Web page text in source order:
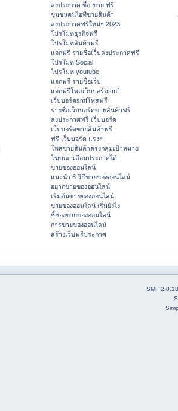
ลงประกาศ ซื้อ-ขาย ฟรี
ชุมชนคนไอทีขายสินค้า
ลงประกาศฟรีใหม่ๆ 2023
โปรโมทธุรกิจฟรี
โปรโมทสินค้าฟรี
แจกฟรี รายชื่อเว็บลงประกาศฟรี
โปรโมท Social
โปรโมท youtube
แจกฟรี รายชื่อเว็บ
แจกฟรีโพสเว็บบอร์ดsmf
เว็บบอร์ดsmfโพสฟรี
รายชื่อเว็บบอร์ดขายสินค้าฟรี
ลงประกาศฟรี เว็บบอร์ด
เว็บบอร์ดขายสินค้าฟรี
ฟรี เว็บบอร์ด แรงๆ
โพสขายสินค้าตรงกลุ่มเป้าหมาย
โฆษณาเลื่อนประกาศได้
ขายของออนไลน์
แนะนำ 6 วิธีขายของออนไลน์
อยากขายของออนไลน์
เริ่มต้นขายของออนไลน์
ขายของออนไลน์ เริ่มยังไง
ชี้ช่องขายของออนไลน์
การขายของออนไลน์
สร้างเว็บฟรีประกาศ
SMF 2.0.18